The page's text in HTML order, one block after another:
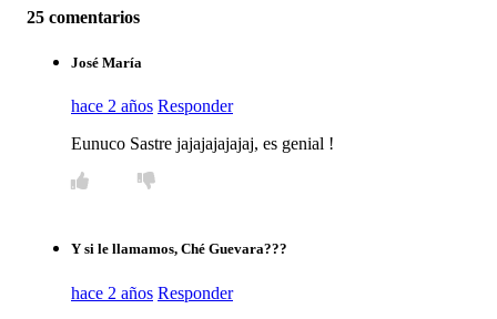
25 comentarios
José María
hace 2 años Responder
Eunuco Sastre jajajajajajaj, es genial !
Y si le llamamos, Ché Guevara???
hace 2 años Responder